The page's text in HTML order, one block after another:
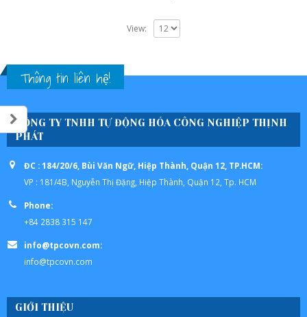
View:
Thông tin liên hệ!
CÔNG TY TNHH TỰ ĐỘNG HÓA CÔNG NGHIỆP THỊNH
PHÁT
ĐC : 184/20/6, Bùi Văn Ngữ, Hiệp Thành, Quận 12, TP.HCM:
VP : 181/4B, Nguyễn Thị Đặng, Hiệp Thành, Quận 12, Tp. HCM
Phone:
+84 2838 315 147
info@tpcovn.com:
info@tpcovn.com
GIỚI THIỆU